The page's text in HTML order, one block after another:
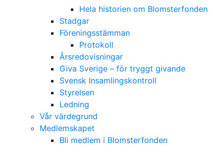
Hela historien om Blomsterfonden
Stadgar
Föreningsstämman
Protokoll
Årsredovisningar
Giva Sverige – för tryggt givande
Svensk Insamlingskontroll
Styrelsen
Ledning
Vår värdegrund
Medlemskapet
Bli medlem i Blomsterfonden